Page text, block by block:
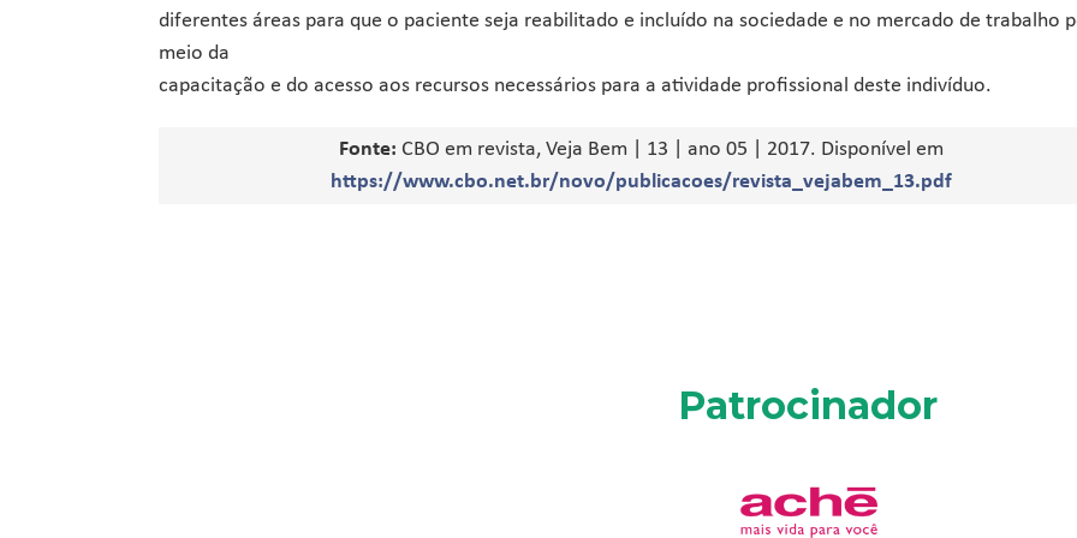
diferentes áreas para que o paciente seja reabilitado e incluído na sociedade e no mercado de trabalho
meio da
capacitação e do acesso aos recursos necessários para a atividade profissional deste indivíduo.
Fonte: CBO em revista, Veja Bem | 13 | ano 05 | 2017. Disponível em
https://www.cbo.net.br/novo/publicacoes/revista_vejabem_13.pdf
Patrocinador